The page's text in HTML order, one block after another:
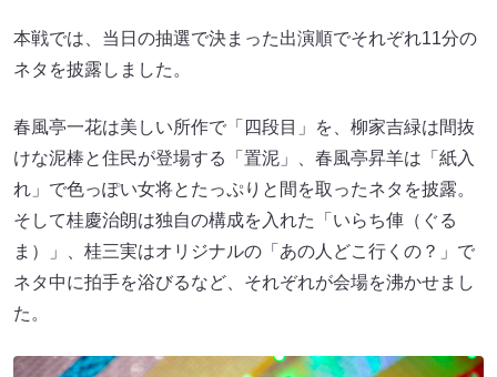
本戦では、当日の抽選で決まった出演順でそれぞれ11分の
ネタを披露しました。
春風亭一花は美しい所作で「四段目」を、柳家吉緑は間抜
けな泥棒と住民が登場する「置泥」、春風亭昇羊は「紙入
れ」で色っぽい女将とたっぷりと間を取ったネタを披露。
そして桂慶治朗は独自の構成を入れた「いらち俥（ぐる
ま）」、桂三実はオリジナルの「あの人どこ行くの？」で
ネタ中に拍手を浴びるなど、それぞれが会場を沸かせまし
た。